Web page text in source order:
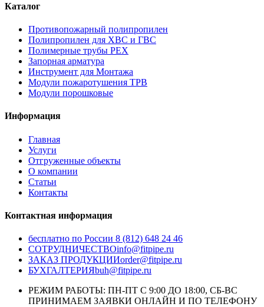
Каталог
Противопожарный полипропилен
Полипропилен для ХВС и ГВС
Полимерные трубы PEX
Запорная арматура
Инструмент для Монтажа
Модули пожаротушения ТРВ
Модули порошковые
Информация
Главная
Услуги
Отгруженные объекты
О компании
Статьи
Контакты
Контактная информация
бесплатно по России 8 (812) 648 24 46
СОТРУДНИЧЕСТВОinfo@fitpipe.ru
ЗАКАЗ ПРОДУКЦИИorder@fitpipe.ru
БУХГАЛТЕРИЯbuh@fitpipe.ru
РЕЖИМ РАБОТЫ: ПН-ПТ С 9:00 ДО 18:00, СБ-ВС
ПРИНИМАЕМ ЗАЯВКИ ОНЛАЙН И ПО ТЕЛЕФОНУ